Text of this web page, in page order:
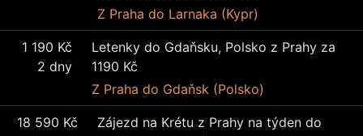
Z Praha do Larnaka (Kypr)
1 190 Kč
2 dny
Letenky do Gdaňsku, Polsko z Prahy za
1190 Kč
Z Praha do Gdaňsk (Polsko)
18 590 Kč
Zájezd na Krétu z Prahy na týden do